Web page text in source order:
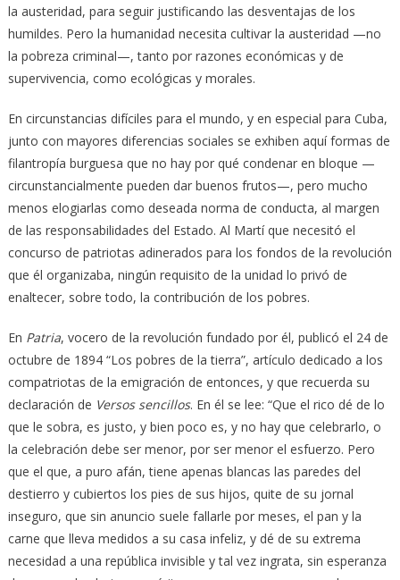
la austeridad, para seguir justificando las desventajas de los
humildes. Pero la humanidad necesita cultivar la austeridad —no
la pobreza criminal—, tanto por razones económicas y de
supervivencia, como ecológicas y morales.
En circunstancias difíciles para el mundo, y en especial para Cuba,
junto con mayores diferencias sociales se exhiben aquí formas de
filantropía burguesa que no hay por qué condenar en bloque —
circunstancialmente pueden dar buenos frutos—, pero mucho
menos elogiarlas como deseada norma de conducta, al margen
de las responsabilidades del Estado. Al Martí que necesitó el
concurso de patriotas adinerados para los fondos de la revolución
que él organizaba, ningún requisito de la unidad lo privó de
enaltecer, sobre todo, la contribución de los pobres.
En Patria, vocero de la revolución fundado por él, publicó el 24 de
octubre de 1894 “Los pobres de la tierra”, artículo dedicado a los
compatriotas de la emigración de entonces, y que recuerda su
declaración de Versos sencillos. En él se lee: “Que el rico dé de lo
que le sobra, es justo, y bien poco es, y no hay que celebrarlo, o
la celebración debe ser menor, por ser menor el esfuerzo. Pero
que el que, a puro afán, tiene apenas blancas las paredes del
destierro y cubiertos los pies de sus hijos, quite de su jornal
inseguro, que sin anuncio suele fallarle por meses, el pan y la
carne que lleva medidos a su casa infeliz, y dé de su extrema
necesidad a una república invisible y tal vez ingrata, sin esperanza